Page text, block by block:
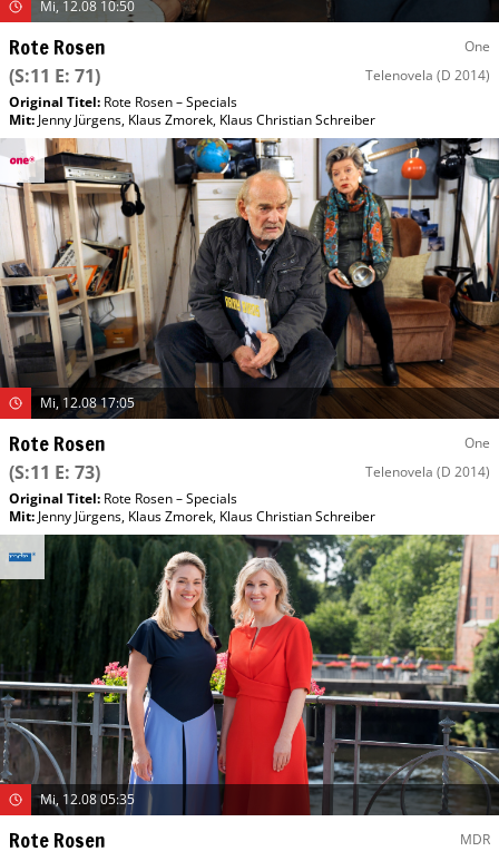
Mi, 12.08 10:50
Rote Rosen One
(S:11 E: 71) Telenovela (D 2014)
Original Titel: Rote Rosen – Specials
Mit: Jenny Jürgens, Klaus Zmorek, Klaus Christian Schreiber
Mi, 12.08 17:05
Rote Rosen One
(S:11 E: 73) Telenovela (D 2014)
Original Titel: Rote Rosen – Specials
Mit: Jenny Jürgens, Klaus Zmorek, Klaus Christian Schreiber
Mi, 12.08 05:35
Rote Rosen MDR